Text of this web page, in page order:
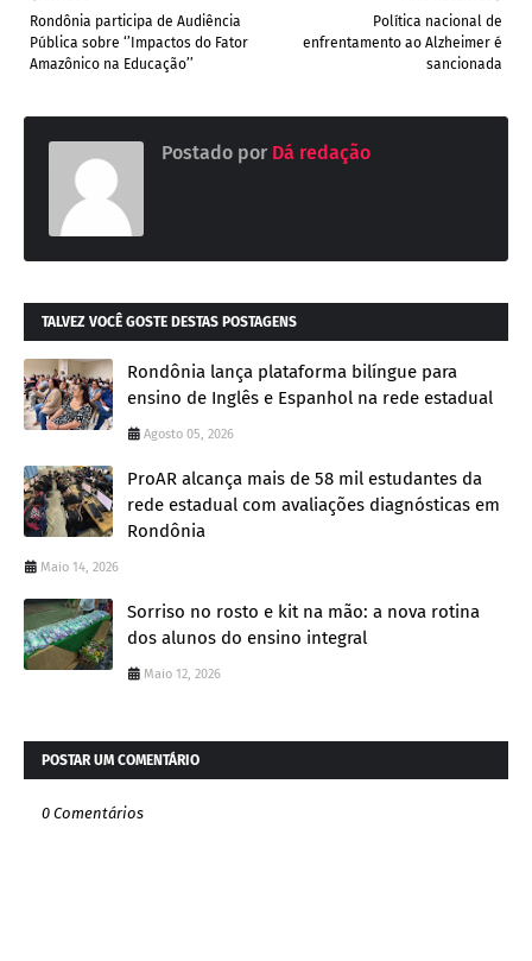
Política nacional de
enfrentamento ao Alzheimer é
sancionada
Rondônia participa de Audiência
Pública sobre ‘’Impactos do Fator
Amazônico na Educação’’
Postado por Dá redação
TALVEZ VOCÊ GOSTE DESTAS POSTAGENS
Rondônia lança plataforma bilíngue para
ensino de Inglês e Espanhol na rede estadual
Agosto 05, 2026
ProAR alcança mais de 58 mil estudantes da
rede estadual com avaliações diagnósticas em
Rondônia
Maio 14, 2026
Sorriso no rosto e kit na mão: a nova rotina
dos alunos do ensino integral
Maio 12, 2026
POSTAR UM COMENTÁRIO
0 Comentários